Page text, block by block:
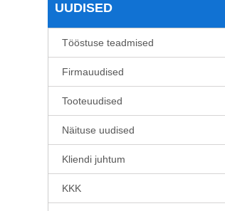
UUDISED
Tööstuse teadmised
Firmauudised
Tooteuudised
Näituse uudised
Kliendi juhtum
KKK